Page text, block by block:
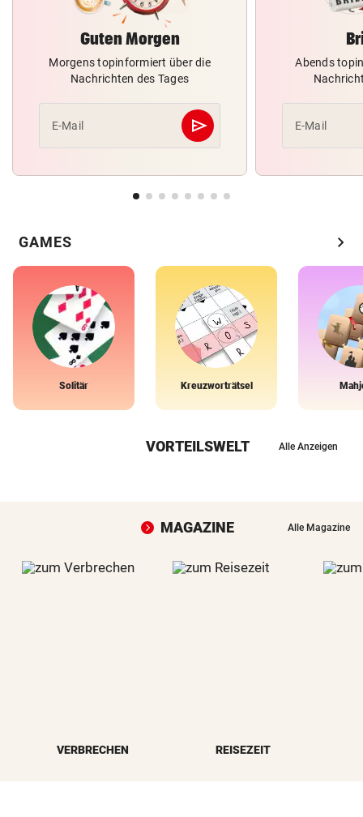
Guten Morgen
Morgens topinformiert über die
Nachrichten des Tages
E-Mail send
Abschicken
Abends
E-Mail
GAMES chevron_right
Solitär Kreuzworträtsel
VORTEILSWELT Alle Anzeigen
MAGAZINE Alle Magazine
VERBRECHEN REISEZEIT